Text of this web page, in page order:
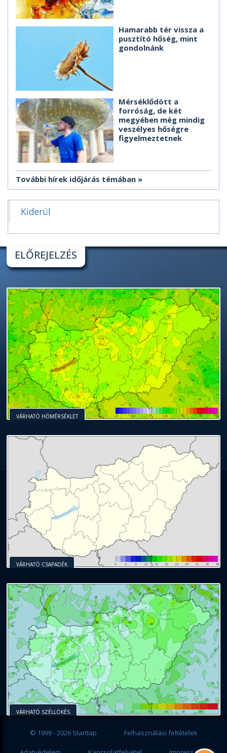
Hamarabb tér vissza a
pusztító hőség, mint
gondolnánk
Mérséklődött a
forróság, de két
megyében még mindig
veszélyes hőségre
figyelmeztetnek
További hírek időjárás témában
Kiderül
ELŐREJELZÉS
VÁRHATÓ HŐMÉRSÉKLET
VÁRHATÓ CSAPADÉK
VÁRHATÓ SZÉLLÖKÉS
© 1999 - 2026 Startlap Felhasználási feltételek